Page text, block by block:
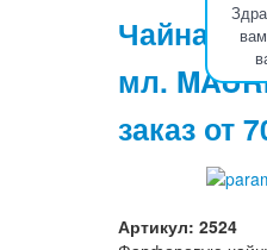
Чайная
мл.
заказ от
Артикул: 2524